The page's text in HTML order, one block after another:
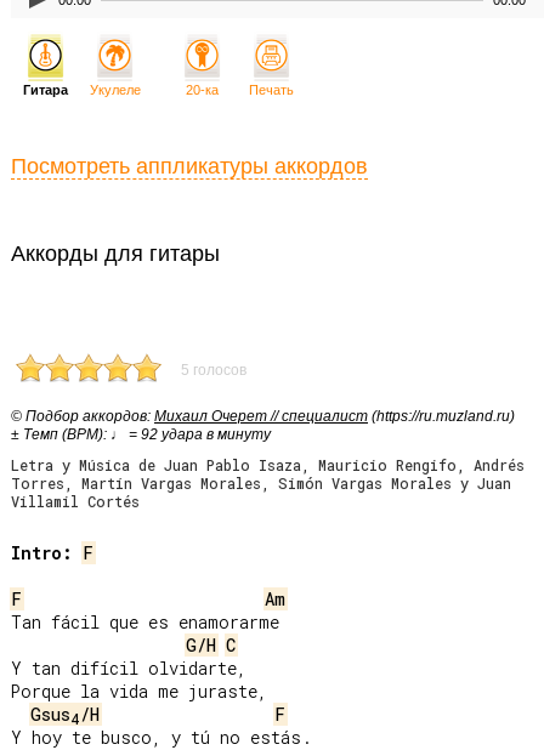
Аккорды для гитары
5 голосов
© Подбор аккордов: Михаил Очерет // специалист (https://ru.muzland.ru)
± Темп (BPM): ♩ = 92 удара в минуту
Letra y Música de Juan Pablo Isaza, Mauricio Rengifo, Andrés
Torres, Martín Vargas Morales, Simón Vargas Morales y Juan
Villamil Cortés
Intro:
F
F
Am
Tan fácil que es enamorarme
G/H C
Y tan difícil olvidarte,
Porque la vida me juraste,
Gsus4/H
F
Y hoy te busco, y tú no estás.
Гитара Укулеле 20-ка Печать
Посмотреть аппликатуры аккордов